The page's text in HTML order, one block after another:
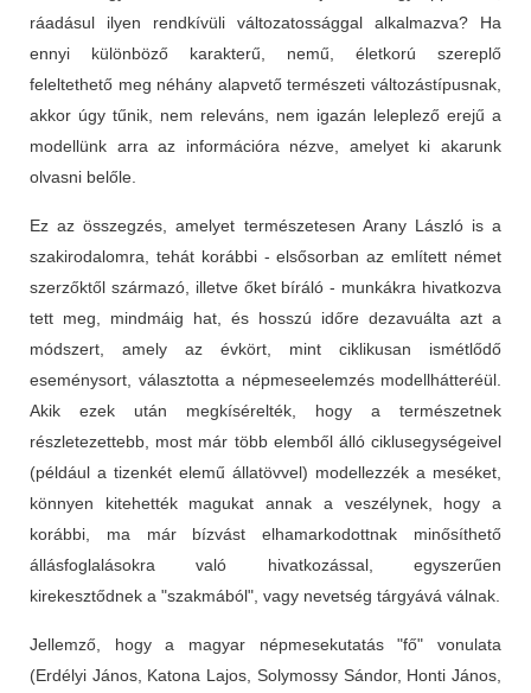
ráadásul ilyen rendkívüli változatossággal alkalmazva? Ha
ennyi különböző karakterű, nemű, életkorú szereplő
feleltethető meg néhány alapvető természeti változástípusnak,
akkor úgy tűnik, nem releváns, nem igazán leleplező erejű a
modellünk arra az információra nézve, amelyet ki akarunk
olvasni belőle.
Ez az összegzés, amelyet természetesen Arany László is a
szakirodalomra, tehát korábbi - elsősorban az említett német
szerzőktől származó, illetve őket bíráló - munkákra hivatkozva
tett meg, mindmáig hat, és hosszú időre dezavuálta azt a
módszert, amely az évkört, mint ciklikusan ismétlődő
eseménysort, választotta a népmeseelemzés modellhátteréül.
Akik ezek után megkísérelték, hogy a természetnek
részletezettebb, most már több elemből álló ciklusegységeivel
(például a tizenkét elemű állatövvel) modellezzék a meséket,
könnyen kitehették magukat annak a veszélynek, hogy a
korábbi, ma már bízvást elhamarkodottnak minősíthető
állásfoglalásokra való hivatkozással, egyszerűen
kirekesztődnek a "szakmából", vagy nevetség tárgyává válnak.
Jellemző, hogy a magyar népmesekutatás "fő" vonulata
(Erdélyi János, Katona Lajos, Solymossy Sándor, Honti János,